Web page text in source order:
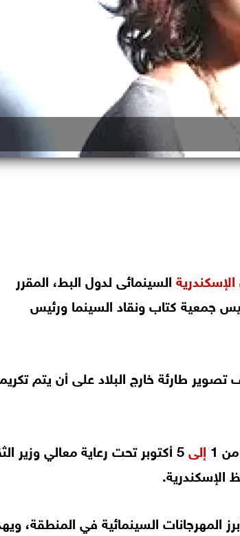
الإسكندرية السينمائى لدول البط، المقرر
جمعية كتاب ونقاد السينما ورئيس
طارئة خارج البلاد على أن يتم
إلى
5 أكتوبر تحت رعاية معالي وزير
الإسكندرية.
المهرجانات السينمائية في المنطقة،